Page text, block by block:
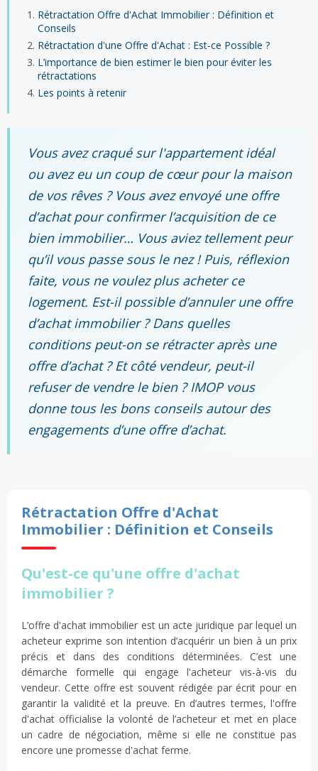
Rétractation Offre d'Achat Immobilier : Définition et
Conseils
Rétractation d'une Offre d'Achat : Est-ce Possible ?
L’importance de bien estimer le bien pour éviter les
rétractations
Les points à retenir
Vous avez craqué sur l'appartement idéal
ou avez eu un coup de cœur pour la maison
de vos rêves ? Vous avez envoyé une offre
d’achat pour confirmer l’acquisition de ce
bien immobilier… Vous aviez tellement peur
qu’il vous passe sous le nez ! Puis, réflexion
faite, vous ne voulez plus acheter ce
logement. Est-il possible d’annuler une offre
d’achat immobilier ? Dans quelles
conditions peut-on se rétracter après une
offre d’achat ? Et côté vendeur, peut-il
refuser de vendre le bien ? IMOP vous
donne tous les bons conseils autour des
engagements d’une offre d’achat.
Rétractation Offre d'Achat
Immobilier : Définition et Conseils
Qu'est-ce qu'une offre d'achat
immobilier ?
L’offre d'achat immobilier est un acte juridique par lequel un
acheteur exprime son intention d’acquérir un bien à un prix
précis et dans des conditions déterminées. C’est une
démarche formelle qui engage l'acheteur vis-à-vis du
vendeur. Cette offre est souvent rédigée par écrit pour en
garantir la validité et la preuve. En d’autres termes, l'offre
d'achat officialise la volonté de l’acheteur et met en place
un cadre de négociation, même si elle ne constitue pas
encore une promesse d'achat ferme.